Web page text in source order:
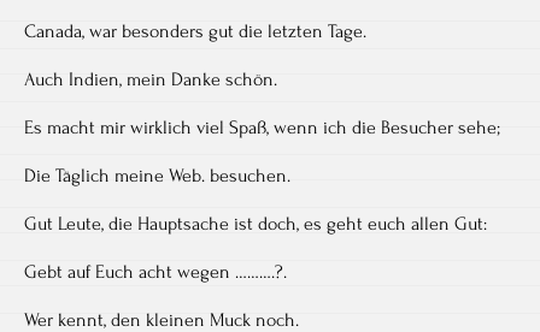
Canada, war besonders gut die letzten Tage.
Auch Indien, mein Danke schön.
Es macht mir wirklich viel Spaß, wenn ich die Besucher sehe;
Die Täglich meine Web. besuchen.
Gut Leute, die Hauptsache ist doch, es geht euch allen Gut:
Gebt auf Euch acht wegen ……….?.
Wer kennt, den kleinen Muck noch.